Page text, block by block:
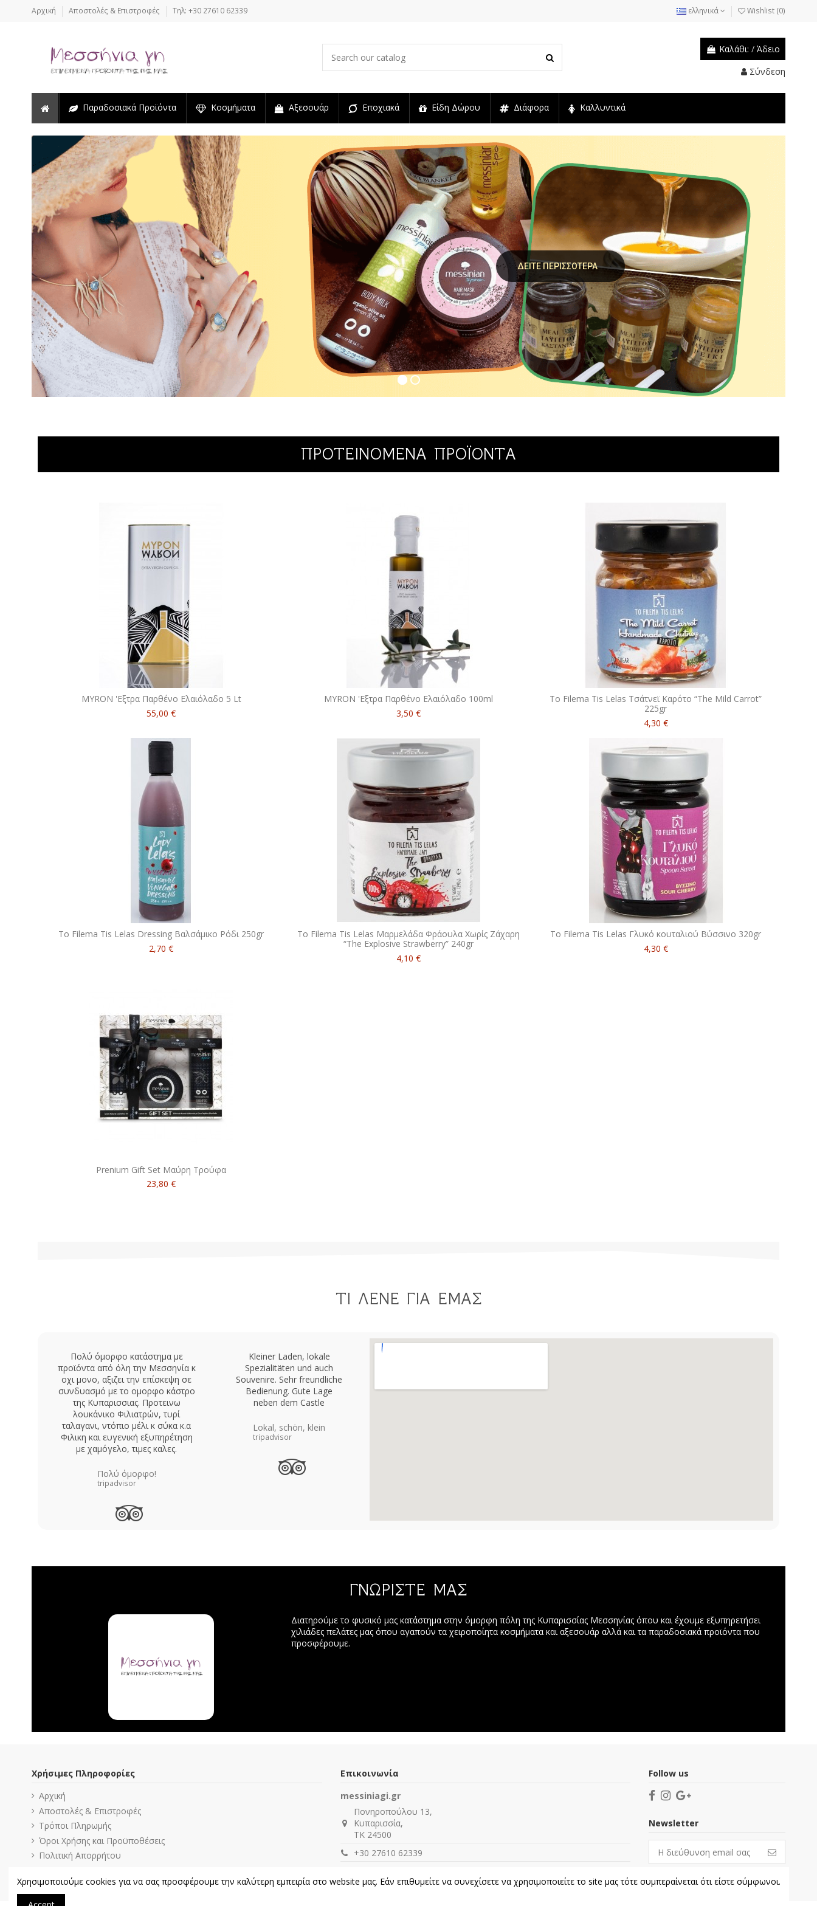
Αρχική Αποστολές & Επιστροφές Τηλ: +30 27610 62339 ελληνικά Wishlist (0)
Καλάθι: / Άδειο
Σύνδεση
Παραδοσιακά Προϊόντα Κοσμήματα Αξεσουάρ Εποχιακά Είδη Δώρου Διάφορα Καλλυντικά
ΔΕΙΤΕ ΠΕΡΙΣΣΟΤΕΡΑ
ΠΡΟΤΕΙΝΟΜΕΝΑ ΠΡΟΪΟΝΤΑ
MYRON 'Εξτρα Παρθένο Ελαιόλαδο 5 Lt
55,00 €
MYRON 'Εξτρα Παρθένο Ελαιόλαδο 100ml
3,50 €
To Filema Tis Lelas Τσάτνεϊ Καρότο “The Mild Carrot”
225gr
4,30 €
To Filema Tis Lelas Dressing Βαλσάμικο Ρόδι 250gr
2,70 €
To Filema Tis Lelas Μαρμελάδα Φράουλα Χωρίς Ζάχαρη
“The Explosive Strawberry” 240gr
4,10 €
To Filema Tis Lelas Γλυκό κουταλιού Βύσσινο 320gr
4,30 €
Prenium Gift Set Μαύρη Τρούφα
23,80 €
ΤΙ ΛΕΝΕ ΓΙΑ ΕΜΑΣ
Πολύ όμορφο κατάστημα με
προϊόντα από όλη την Μεσσηνία κ
οχι μονο, αξιζει την επίσκεψη σε
συνδυασμό με το ομορφο κάστρο
της Κυπαρισσιας. Προτεινω
λουκάνικο Φιλιατρών, τυρί
ταλαγανι, ντόπιο μέλι κ σύκα κ.α
Φιλικη και ευγενική εξυπηρέτηση
με χαμόγελο, τιμες καλες.
Πολύ όμορφο!
tripadvisor
Kleiner Laden, lokale
Spezialitäten und auch
Souvenire. Sehr freundliche
Bedienung. Gute Lage
neben dem Castle
Lokal, schön, klein
tripadvisor
ΓΝΩΡΙΣΤΕ ΜΑΣ
Διατηρούμε το φυσικό μας κατάστημα στην όμορφη πόλη της Κυπαρισσίας Μεσσηνίας όπου και έχουμε εξυπηρετήσει
χιλιάδες πελάτες μας όπου αγαπούν τα χειροποίητα κοσμήματα και αξεσουάρ αλλά και τα παραδοσιακά προϊόντα που
προσφέρουμε.
Χρήσιμες Πληροφορίες
Αρχική
Αποστολές & Επιστροφές
Τρόποι Πληρωμής
Όροι Χρήσης και Προϋποθέσεις
Πολιτική Απορρήτου
Επικοινωνία
messiniagi.gr
Πονηροπούλου 13,
Κυπαρισσία,
ΤΚ 24500
+30 27610 62339
Follow us
Newsletter
Χρησιμοποιούμε cookies για να σας προσφέρουμε την καλύτερη εμπειρία στο website μας. Εάν επιθυμείτε να συνεχίσετε να χρησιμοποιείτε το site μας τότε συμπεραίνεται ότι είστε σύμφωνοι.